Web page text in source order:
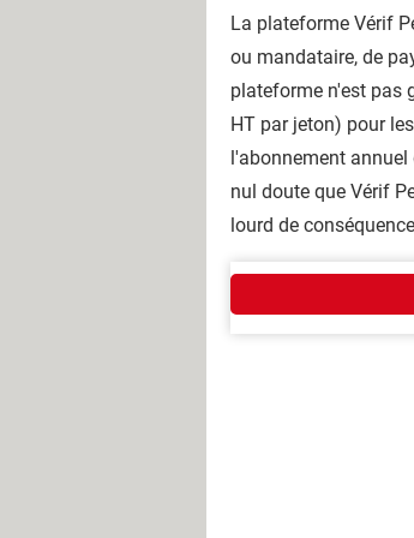
La plateforme Vérif
ou mandataire, de
plateforme n'est pas
HT par jeton) pour
l'abonnement
nul doute que Vérif
lourd de